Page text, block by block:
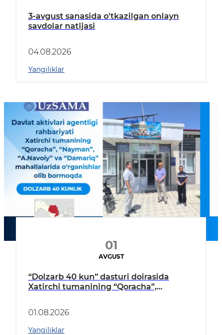
3-avgust sanasida o'tkazilgan onlayn
savdolar natijasi
04.08.2026
Yangiliklar
01
AVGUST
“Dolzarb 40 kun” dasturi doirasida
Xatirchi tumanining “Qoracha”,
borildi
01.08.2026
Yangiliklar